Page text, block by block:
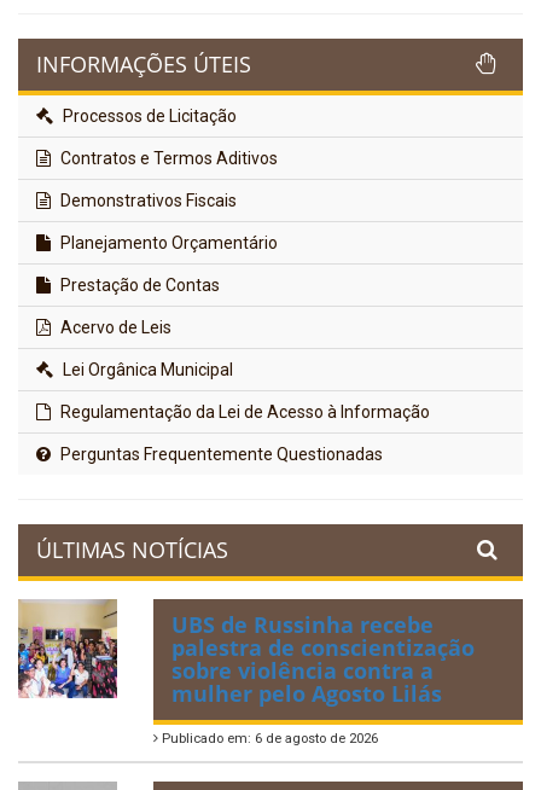
INFORMAÇÕES ÚTEIS
Processos de Licitação
Contratos e Termos Aditivos
Demonstrativos Fiscais
Planejamento Orçamentário
Prestação de Contas
Acervo de Leis
Lei Orgânica Municipal
Regulamentação da Lei de Acesso à Informação
Perguntas Frequentemente Questionadas
ÚLTIMAS NOTÍCIAS
UBS de Russinha recebe
palestra de conscientização
sobre violência contra a
mulher pelo Agosto Lilás
Publicado em: 6 de agosto de 2026